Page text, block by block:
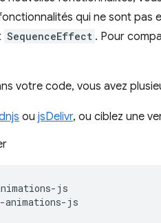
qui ne sont pas
SequenceEffect . Pour
votre code, vous avez
ou jsDelivr, ou ciblez une